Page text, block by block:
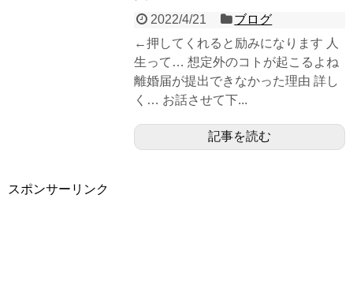
2022/4/21
ブログ
←押してくれると励みになります 人
生って… 想定外のコトが起こるよね
離婚届が提出できなかった理由 詳し
く… お話させて下...
記事を読む
スポンサーリンク